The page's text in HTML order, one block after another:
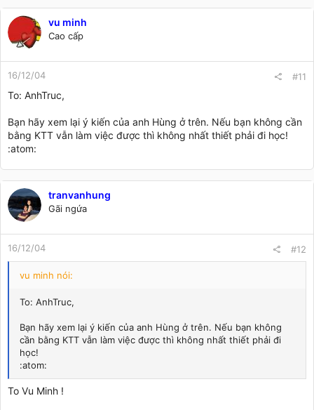
vu minh
Cao cấp
16/12/04 #11
To: AnhTruc,
Bạn hãy xem lại ý kiến của anh Hùng ở trên. Nếu bạn không cần
bằng KTT vẫn làm việc được thì không nhất thiết phải đi học!
:atom:
tranvanhung
Gãi ngứa
16/12/04 #12
vu minh nói:
To: AnhTruc,
Bạn hãy xem lại ý kiến của anh Hùng ở trên. Nếu bạn không
cần bằng KTT vẫn làm việc được thì không nhất thiết phải đi
học!
:atom:
To Vu Minh !